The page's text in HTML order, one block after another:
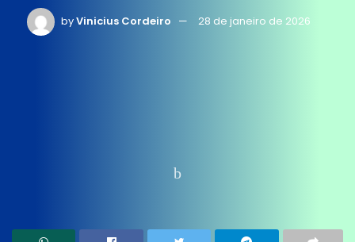
byVinicius Cordeiro 28 de janeiro de 2026